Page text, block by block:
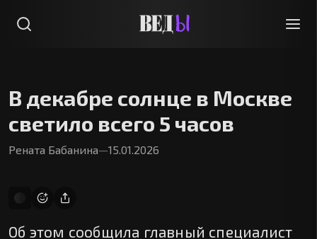
В декабре солнце в Москве
светило всего 5 часов
Рената Бабанина—15.01.2026
Об этом сообщила главный специалист